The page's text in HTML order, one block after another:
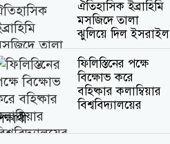
ঐতিহাসিক ইব্রাহিমি
মসজিদে তালা
ঝুলিয়ে দিল ইসরাইল
ফিলিস্তিনের পক্ষে
বিক্ষোভ করে
বহিষ্কার কলাম্বিয়ার
বিশ্ববিদ্যালয়ের